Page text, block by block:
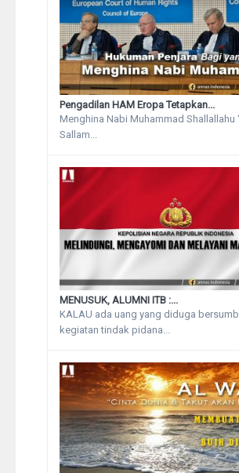
Pengadilan HAM Eropa Tetapkan...
Menghina Nabi Muhammad Shallallahu
Sallam...
MENUSUK, ALUMNI ITB :...
KALAU ada uang yang diduga
kegiatan tindak pidana...